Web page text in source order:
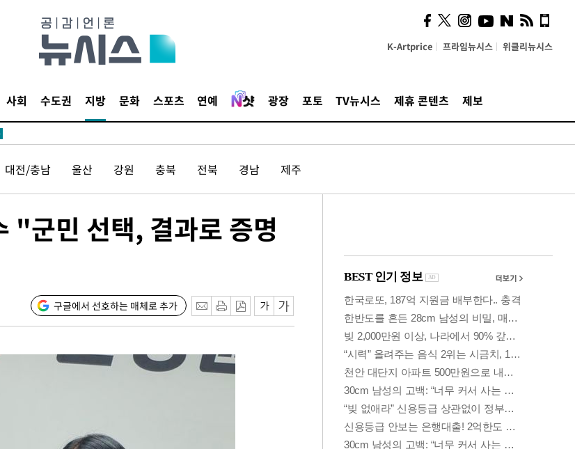
K-Artprice 프라임뉴시스 위클리뉴시스
사회 수도권 지방 문화 스포츠 연예 광장 포토 TV뉴시스 제휴 콘텐츠 제보
대전/충남 울산 강원 충북 전북 경남 제주
"군민 선택, 결과로 증명
구글에서 선호하는 매체로 추가
의견, 국토부·LH에 충실히
전달할 것"